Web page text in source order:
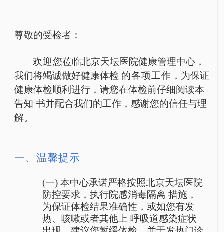
尊敬的受检者：
欢迎您莅临北京天坛医院健康管理中心，
我们将竭诚做好健康体检 的各项工作 ， 为保证
健康体检顺利进行，请您在体检前仔细阅读本
告知 书并配合我们的工作，感谢您的信任与理
解。
一、温馨提示
(一) 本中心承诺严格按照北京天坛医院
防控要求，执行院感消毒隔离 措施，
为保证体检结果准确性，或如您有发
热、咳嗽或者其他上 呼吸道感染症状